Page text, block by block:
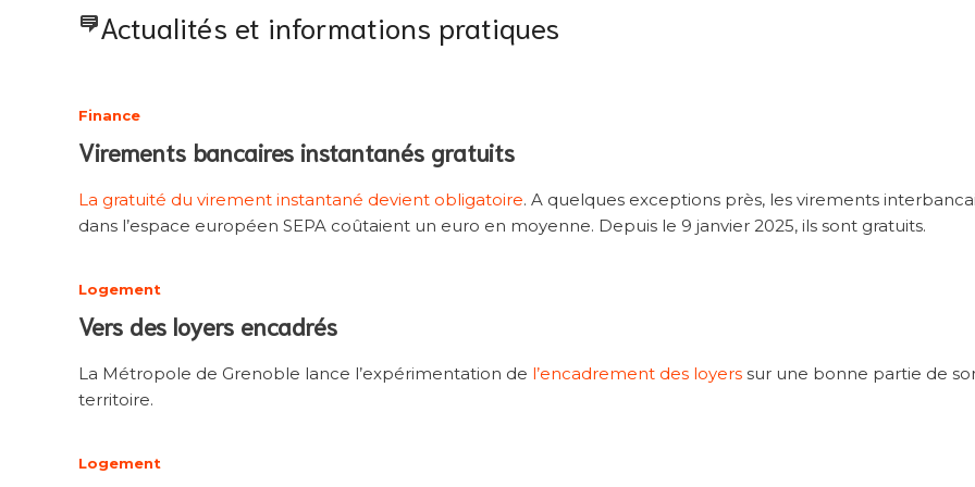
Actualités et informations pratiques
Finance
Virements bancaires instantanés gratuits
La gratuité du virement instantané devient obligatoire. A quelques exceptions près, les virements
dans l’espace européen SEPA coûtaient un euro en moyenne. Depuis le 9 janvier 2025, ils sont gratuits.
Logement
Vers des loyers encadrés
La Métropole de Grenoble lance l’expérimentation de l’encadrement des loyers sur une bonne partie de
territoire.
Logement